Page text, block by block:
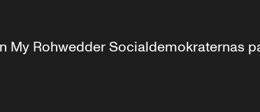
My Rohwedder Socialdemokraternas